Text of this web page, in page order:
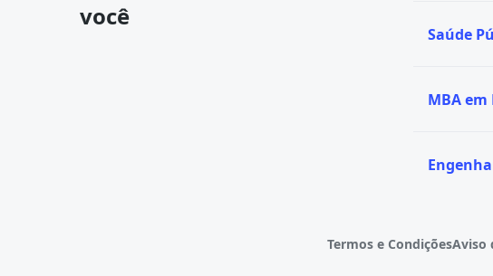
você
Termos e CondiçõesAviso